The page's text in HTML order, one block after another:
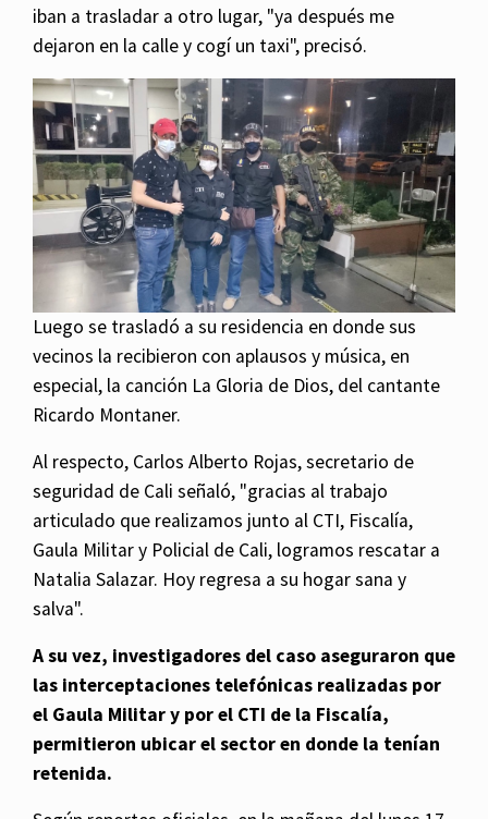
iban a trasladar a otro lugar, "ya después me
dejaron en la calle y cogí un taxi", precisó.
Luego se trasladó a su residencia en donde sus
vecinos la recibieron con aplausos y música, en
especial, la canción La Gloria de Dios, del cantante
Ricardo Montaner.
Al respecto, Carlos Alberto Rojas, secretario de
seguridad de Cali señaló, "gracias al trabajo
articulado que realizamos junto al CTI, Fiscalía,
Gaula Militar y Policial de Cali, logramos rescatar a
Natalia Salazar. Hoy regresa a su hogar sana y
salva".
A su vez, investigadores del caso aseguraron que
las interceptaciones telefónicas realizadas por
el Gaula Militar y por el CTI de la Fiscalía,
permitieron ubicar el sector en donde la tenían
retenida.